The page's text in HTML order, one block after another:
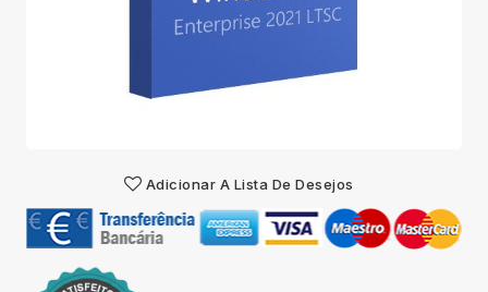
Adicionar A Lista De Desejos